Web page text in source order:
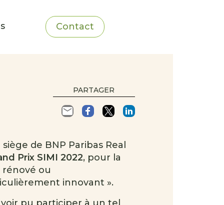
Contact
PARTAGER
de BNP Paribas Real
Prix SIMI 2022, pour la
ou
innovant ».